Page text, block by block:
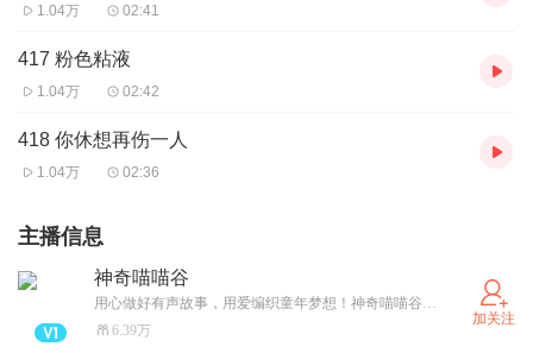
1.04万 02:41
417 粉色粘液
1.04万 02:42
418 你休想再伤一人
1.04万 02:36
主播信息
神奇喵喵谷
用心做好有声故事，用爱编织童年梦想！神奇喵喵谷号：SQMMGFM 伴宝贝快乐成长！
6.39万
加关注